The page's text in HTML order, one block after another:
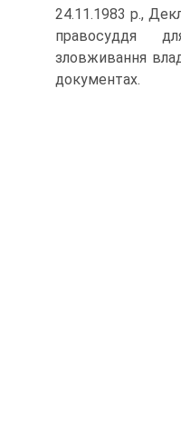
24.11.1983 р.,
правосуддя
зловживання
документах.